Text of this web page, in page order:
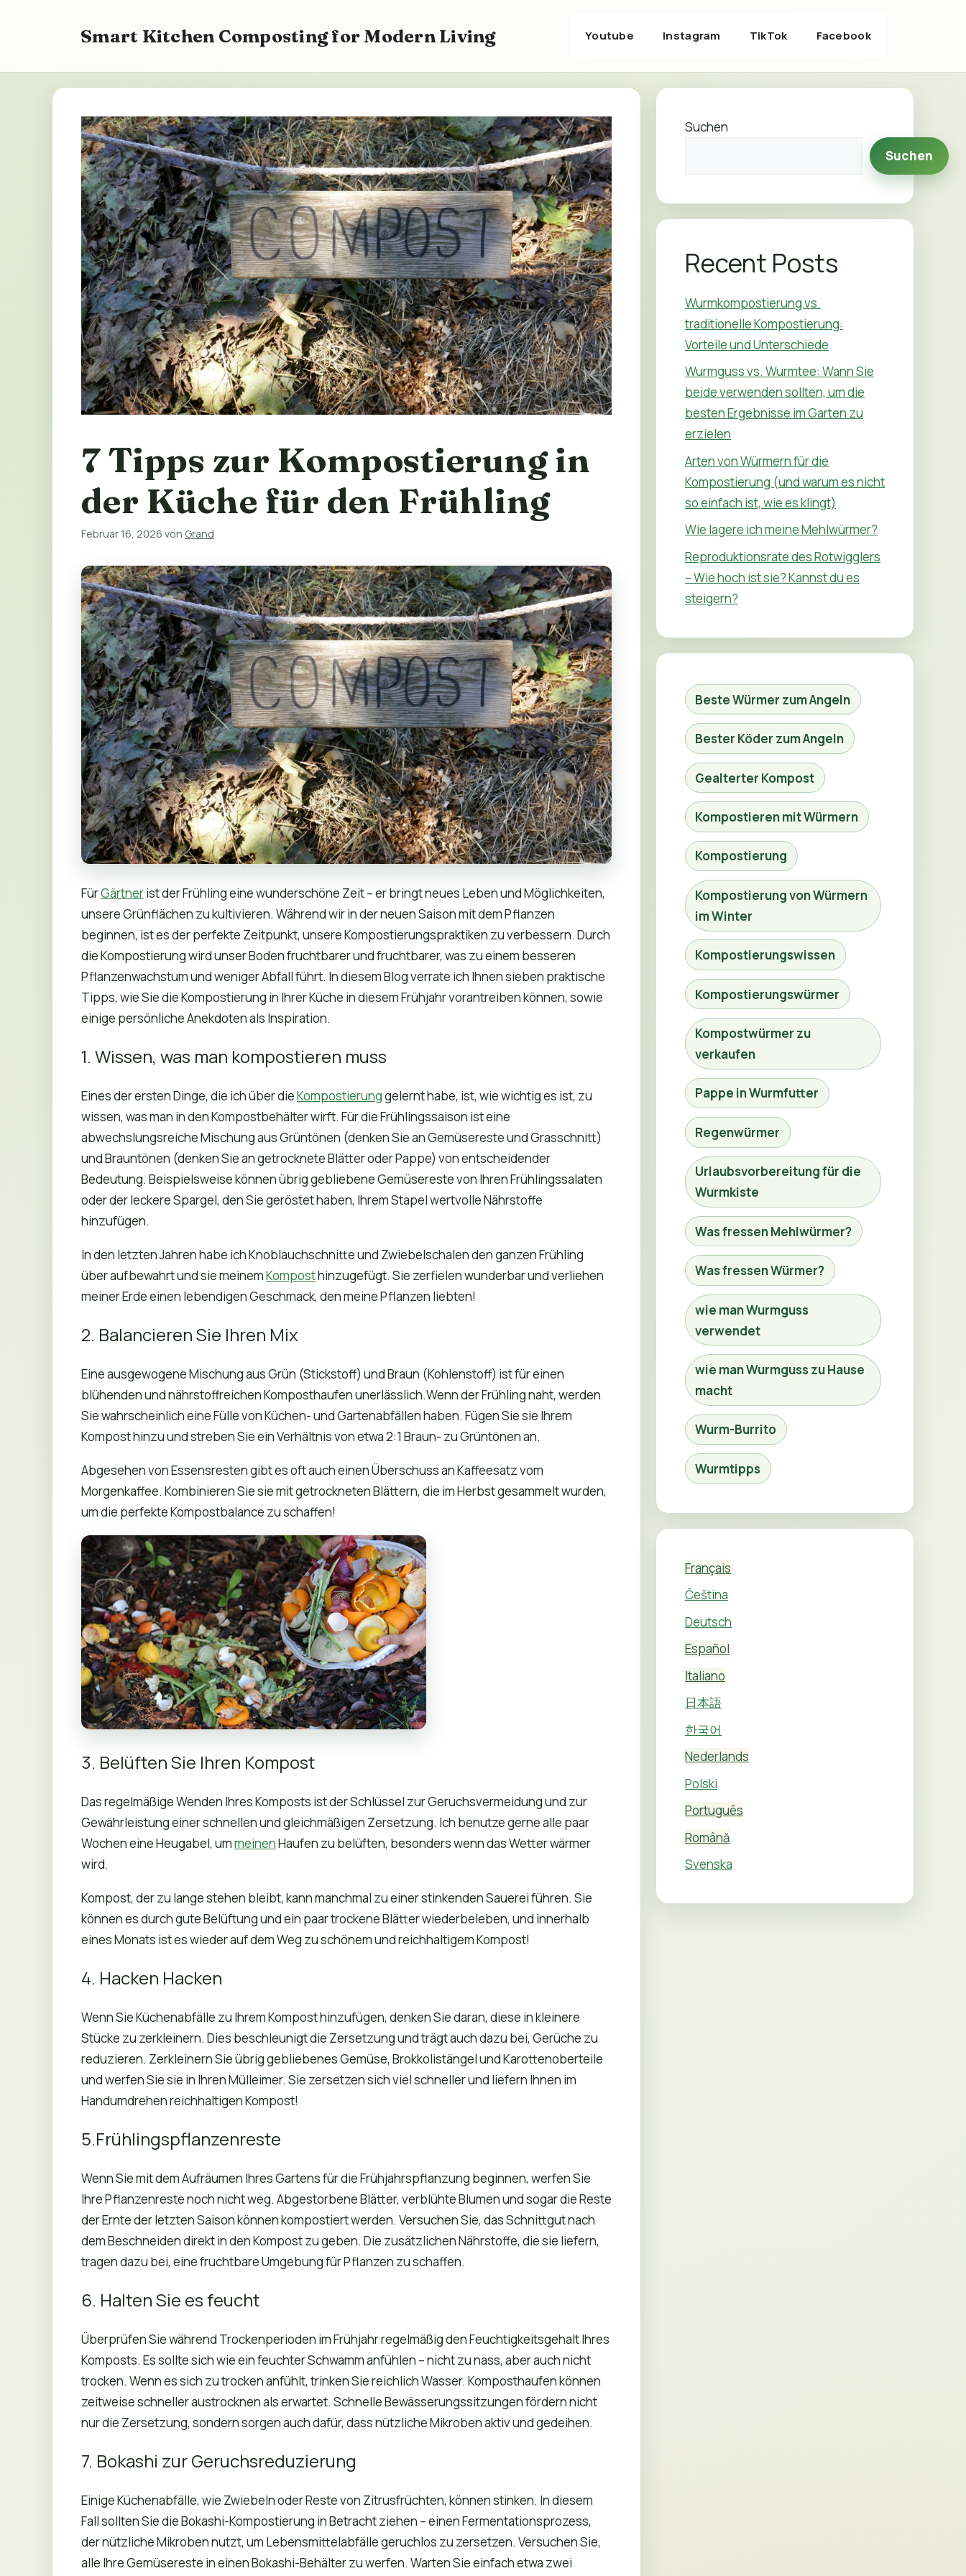
Smart Kitchen Composting for Modern Living Youtube Instagram TikTok Facebook
7 Tipps zur Kompostierung in
der Küche für den Frühling
Februar 16, 2026 von Grand
FürGärtnerist der Frühling eine wunderschöne Zeit – er bringt neues Leben und Möglichkeiten,
unsere Grünflächen zu kultivieren. Während wir in der neuen Saison mit dem Pflanzen
beginnen, ist es der perfekte Zeitpunkt, unsere Kompostierungspraktiken zu verbessern. Durch
die Kompostierung wird unser Boden fruchtbarer und fruchtbarer, was zu einem besseren
Pflanzenwachstum und weniger Abfall führt. In diesem Blog verrate ich Ihnen sieben praktische
Tipps, wie Sie die Kompostierung in Ihrer Küche in diesem Frühjahr vorantreiben können, sowie
einige persönliche Anekdoten als Inspiration.
1. Wissen, was man kompostieren muss
Eines der ersten Dinge, die ich über dieKompostierunggelernt habe, ist, wie wichtig es ist, zu
wissen, was man in den Kompostbehälter wirft. Für die Frühlingssaison ist eine
abwechslungsreiche Mischung aus Grüntönen (denken Sie an Gemüsereste und Grasschnitt)
und Brauntönen (denken Sie an getrocknete Blätter oder Pappe) von entscheidender
Bedeutung. Beispielsweise können übrig gebliebene Gemüsereste von Ihren Frühlingssalaten
oder der leckere Spargel, den Sie geröstet haben, Ihrem Stapel wertvolle Nährstoffe
hinzufügen.
In den letzten Jahren habe ich Knoblauchschnitte und Zwiebelschalen den ganzen Frühling
über aufbewahrt und sie meinemKomposthinzugefügt. Sie zerfielen wunderbar und verliehen
meiner Erde einen lebendigen Geschmack, den meine Pflanzen liebten!
2. Balancieren Sie Ihren Mix
Eine ausgewogene Mischung aus Grün (Stickstoff) und Braun (Kohlenstoff) ist für einen
blühenden und nährstoffreichen Komposthaufen unerlässlich.Wenn der Frühling naht, werden
Sie wahrscheinlich eine Fülle von Küchen- und Gartenabfällen haben. Fügen Sie sie Ihrem
Kompost hinzu und streben Sie ein Verhältnis von etwa 2:1 Braun- zu Grüntönen an.
Abgesehen von Essensresten gibt es oft auch einen Überschuss an Kaffeesatz vom
Morgenkaffee. Kombinieren Sie sie mit getrockneten Blättern, die im Herbst gesammelt wurden,
um die perfekte Kompostbalance zu schaffen!
3. Belüften Sie Ihren Kompost
Das regelmäßige Wenden Ihres Komposts ist der Schlüssel zur Geruchsvermeidung und zur
Gewährleistung einer schnellen und gleichmäßigen Zersetzung. Ich benutze gerne alle paar
Wochen eine Heugabel, ummeinenHaufen zu belüften, besonders wenn das Wetter wärmer
wird.
Kompost, der zu lange stehen bleibt, kann manchmal zu einer stinkenden Sauerei führen. Sie
können es durch gute Belüftung und ein paar trockene Blätter wiederbeleben, und innerhalb
eines Monats ist es wieder auf dem Weg zu schönem und reichhaltigem Kompost!
4. Hacken Hacken
Wenn Sie Küchenabfälle zu Ihrem Kompost hinzufügen, denken Sie daran, diese in kleinere
Stücke zu zerkleinern. Dies beschleunigt die Zersetzung und trägt auch dazu bei, Gerüche zu
reduzieren. Zerkleinern Sie übrig gebliebenes Gemüse, Brokkolistängel und Karottenoberteile
und werfen Sie sie in Ihren Mülleimer. Sie zersetzen sich viel schneller und liefern Ihnen im
Handumdrehen reichhaltigen Kompost!
5.Frühlingspflanzenreste
Wenn Sie mit dem Aufräumen Ihres Gartens für die Frühjahrspflanzung beginnen, werfen Sie
Ihre Pflanzenreste noch nicht weg. Abgestorbene Blätter, verblühte Blumen und sogar die Reste
der Ernte der letzten Saison können kompostiert werden. Versuchen Sie, das Schnittgut nach
dem Beschneiden direkt in den Kompost zu geben. Die zusätzlichen Nährstoffe, die sie liefern,
tragen dazu bei, eine fruchtbare Umgebung für Pflanzen zu schaffen.
6. Halten Sie es feucht
Überprüfen Sie während Trockenperioden im Frühjahr regelmäßig den Feuchtigkeitsgehalt Ihres
Komposts. Es sollte sich wie ein feuchter Schwamm anfühlen – nicht zu nass, aber auch nicht
trocken. Wenn es sich zu trocken anfühlt, trinken Sie reichlich Wasser. Komposthaufen können
zeitweise schneller austrocknen als erwartet. Schnelle Bewässerungssitzungen fördern nicht
nur die Zersetzung, sondern sorgen auch dafür, dass nützliche Mikroben aktiv und gedeihen.
7. Bokashi zur Geruchsreduzierung
Einige Küchenabfälle, wie Zwiebeln oder Reste von Zitrusfrüchten, können stinken. In diesem
Fall sollten Sie die Bokashi-Kompostierung in Betracht ziehen – einen Fermentationsprozess,
der nützliche Mikroben nutzt, um Lebensmittelabfälle geruchlos zu zersetzen. Versuchen Sie,
alle Ihre Gemüsereste in einen Bokashi-Behälter zu werfen. Warten Sie einfach etwa zwei
Suchen
Suchen
Recent Posts
Wurmkompostierung vs.
traditionelle Kompostierung:
Vorteile und Unterschiede
Wurmguss vs. Wurmtee: Wann Sie
beide verwenden sollten, um die
besten Ergebnisse im Garten zu
erzielen
Arten von Würmern für die
Kompostierung (und warum es nicht
so einfach ist, wie es klingt)
Wie lagere ich meine Mehlwürmer?
Reproduktionsrate des Rotwigglers
– Wie hoch ist sie? Kannst du es
steigern?
Beste Würmer zum Angeln
Bester Köder zum Angeln
Gealterter Kompost
Kompostieren mit Würmern
Kompostierung
Kompostierung von Würmern
im Winter
Kompostierungswissen
Kompostierungswürmer
Kompostwürmer zu
verkaufen
Pappe in Wurmfutter
Regenwürmer
Urlaubsvorbereitung für die
Wurmkiste
Was fressen Mehlwürmer?
Was fressen Würmer?
wie man Wurmguss
verwendet
wie man Wurmguss zu Hause
macht
Wurm-Burrito
Wurmtipps
Français
Čeština
Deutsch
Español
Italiano
日本語
한국어
Nederlands
Polski
Português
Română
Svenska